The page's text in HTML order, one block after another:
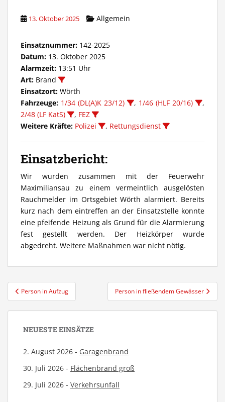
13. Oktober 2025 Allgemein
Einsatznummer: 142-2025
Datum: 13. Oktober 2025
Alarmzeit: 13:51 Uhr
Art: Brand
Einsatzort: Wörth
Fahrzeuge: 1/34 (DL(A)K 23/12) , 1/46 (HLF 20/16)
,
2/48 (LF KatS)
, FEZ
Weitere Kräfte: Polizei , Rettungsdienst
Einsatzbericht:
Wir wurden zusammen mit der Feuerwehr
Maximiliansau zu einem vermeintlich ausgelösten
Rauchmelder im Ortsgebiet Wörth alarmiert. Bereits
kurz nach dem eintreffen an der Einsatzstelle konnte
eine pfeifende Heizung als Grund für die Alarmierung
fest gestellt werden. Der Heizkörper wurde
abgedreht. Weitere Maßnahmen war nicht nötig.
Beitragsnavigation
Person in Aufzug Person in fließendem Gewässer
NEUESTE EINSÄTZE
2. August 2026 - Garagenbrand
30. Juli 2026 - Flächenbrand groß
29. Juli 2026 - Verkehrsunfall